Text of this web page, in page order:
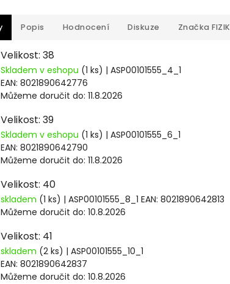
Popis Hodnocení Diskuze Značka FIZIK
Velikost: 38
Skladem v eshopu (1 ks) | ASP00101555_4_1
EAN: 8021890642776
Můžeme doručit do: 11.8.2026
Velikost: 39
Skladem v eshopu (1 ks) | ASP00101555_6_1
EAN: 8021890642790
Můžeme doručit do: 11.8.2026
Velikost: 40
skladem (1 ks) | ASP00101555_8_1 EAN: 8021890642813
Můžeme doručit do: 10.8.2026
Velikost: 41
skladem (2 ks) | ASP00101555_10_1
EAN: 8021890642837
Můžeme doručit do: 10.8.2026